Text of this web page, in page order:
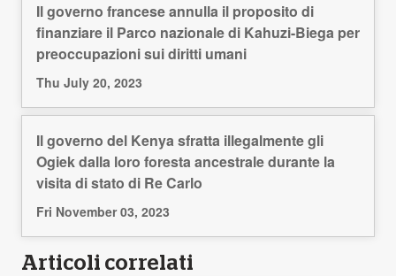
Il governo francese annulla il proposito di
finanziare il Parco nazionale di Kahuzi-Biega per
preoccupazioni sui diritti umani
Thu July 20, 2023
Il governo del Kenya sfratta illegalmente gli
Ogiek dalla loro foresta ancestrale durante la
visita di stato di Re Carlo
Fri November 03, 2023
Articoli correlati